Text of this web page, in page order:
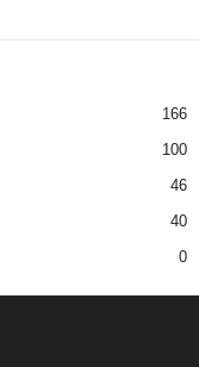
166
100
46
40
0